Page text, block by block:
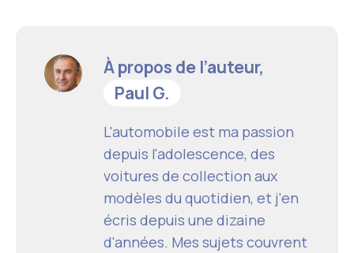
À propos de l’auteur,
Paul G.
L'automobile est ma passion
depuis l'adolescence, des
voitures de collection aux
modèles du quotidien, et j'en
écris depuis une dizaine
d'années. Mes sujets couvrent